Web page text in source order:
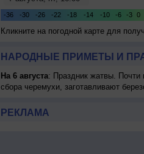
Кликните на погодной карте для
НАРОДНЫЕ ПРИМЕТЫ И
На 6 августа: Праздник жатвы. Почти
сбора черемухи, заготавливают
РЕКЛАМА